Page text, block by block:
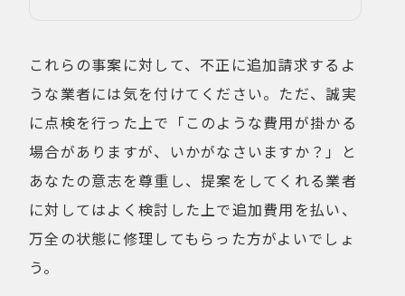
これらの事案に対して、不正に追加請求するよ
うな業者には気を付けてください。ただ、誠実
に点検を行った上で「このような費用が掛かる
場合がありますが、いかがなさいますか？」と
あなたの意志を尊重し、提案をしてくれる業者
に対してはよく検討した上で追加費用を払い、
万全の状態に修理してもらった方がよいでしょ
う。